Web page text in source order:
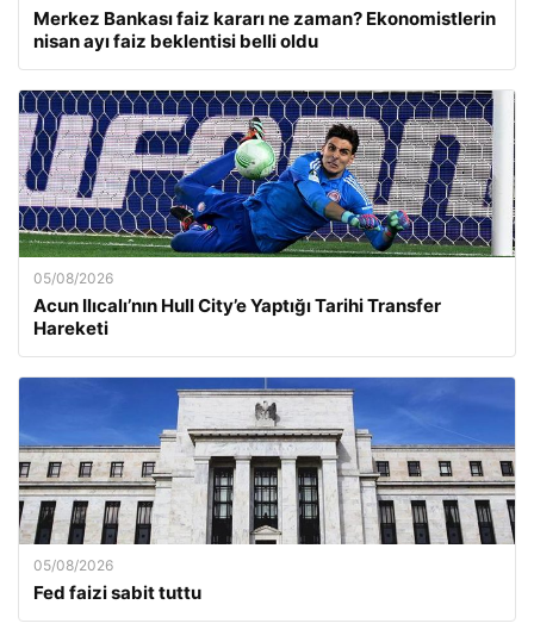
Merkez Bankası faiz kararı ne zaman? Ekonomistlerin
nisan ayı faiz beklentisi belli oldu
05/08/2026
Acun Ilıcalı’nın Hull City’e Yaptığı Tarihi Transfer
Hareketi
05/08/2026
Fed faizi sabit tuttu